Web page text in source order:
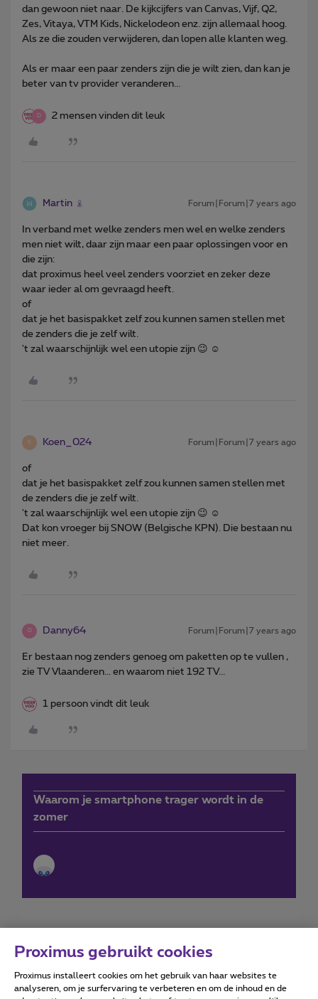
dan gewoon niet naar. De kijkcijfers van Canvas, Vijf, Q2,
Zes, Vitaya, VTM Kids, Nickelodeon enz. zijn allemaal hoog.
Als ze die zouden verwijderen, dan lopen alle klanten weg.
Als er maar een paar zenders zijn die je wilt zien, dan kan je
beter van tv provider veranderen...
D 2 mensen vinden dit leuk
Martin Forum|Forum|7 years ago
In verband met welke zenders men wel en welke zenders
men niet wilt, daar zijn maar een paar oplossingen voor en
die zijn:
dat proximus heel veel zenders voorziet en zeker deze
waar ieder al om gevraagd heeft.
of
dat je het basispakket zelf zou kunnen samen stellen met
de zenders die je zelf wilt.
't zal waarschijnlijk wel een utopie zijn 😉 ☺️
K Koen_024 Forum|Forum|7 years ago
of
dat je het basispakket zelf zou kunnen samen stellen met
de zenders die je zelf wilt.
't zal waarschijnlijk wel een utopie zijn 😉 ☺️
Dat kon vroeger bij SNOW (Belgische KPN). Die bestaan nu
niet meer.
D Danny64 Forum|Forum|7 years ago
Er bestaan nog zenders genoeg om paketten op te vullen ,
zie TV Vlaanderen... en waarom niet 192 TV...
1 persoon vindt dit leuk
Waarom je smartphone trager wordt in de
zomer
Forumvoorwaarden Accessibility statement
Proximus gebruikt cookies
Proximus installeert cookies om het gebruik van haar websites te
analyseren, om je surfervaring te verbeteren en om de inhoud en de